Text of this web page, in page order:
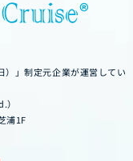
）」制定元企業が運営してい
浦1F